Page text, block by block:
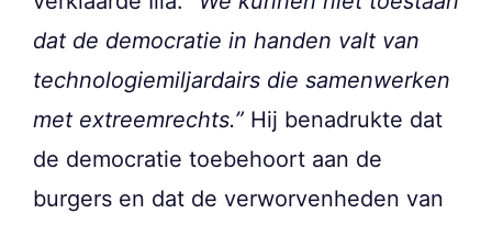
dat de democratie in handen valt van
technologiemiljardairs die samenwerken
met extreemrechts.” Hij benadrukte dat
de democratie toebehoort aan de
burgers en dat de verworvenheden van